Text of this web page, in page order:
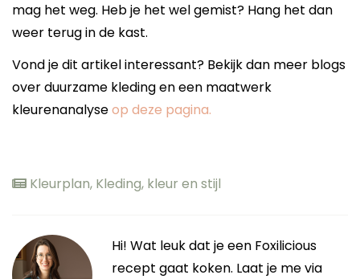
mag het weg. Heb je het wel gemist? Hang het dan
weer terug in de kast.
Vond je dit artikel interessant? Bekijk dan meer blogs
over duurzame kleding en een maatwerk
kleurenanalyseop deze pagina.
Kleurplan, Kleding, kleur en stijl
Hi! Wat leuk dat je een Foxilicious
recept gaat koken. Laat je me via